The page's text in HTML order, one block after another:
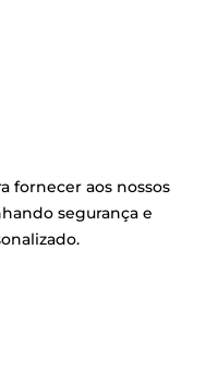
fornecer aos nossos
segurança e